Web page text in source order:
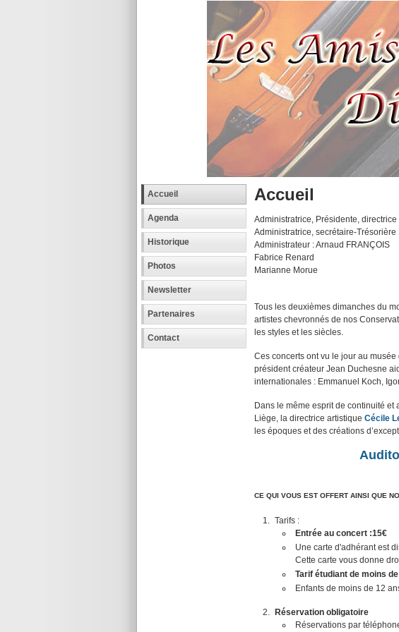
Accueil
Agenda
Historique
Photos
Newsletter
Partenaires
Contact
Accueil
Administratrice, Présidente, directrice
Administratrice, secrétaire-Trésorière
Administrateur : Arnaud FRANÇOIS
Fabrice Renard
Marianne Morue
Tous les deuxièmes dimanches du
artistes chevronnés de nos
les styles et les siècles.
Ces concerts ont vu le jour au
président créateur Jean Duchesne
internationales : Emmanuel Koch,
Dans le même esprit de continuité
Liège, la directrice artistique Cécile
les époques et des créations
CE QUI VOUS EST OFFERT AINSI QUE
Tarifs :
Entrée au concert :15€
Une carte d'adhérant est
Cette carte vous donne
Tarif étudiant de moins
Enfants de moins de 12
Réservation obligatoire
Réservations par